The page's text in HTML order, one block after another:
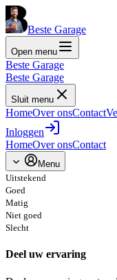
Beste Garage
Open menu
Beste Garage
Beste Garage
Sluit menu
HomeOver onsContact
Inloggen
HomeOver onsContact
Menu
Uitstekend
Goed
Matig
Niet goed
Slecht
Deel uw ervaring